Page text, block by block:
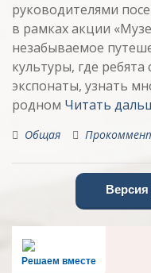
руководителями
в рамках акции
незабываемое
культуры, где
экспонаты, узнать
родном Читать
Общая
Решаем вместе